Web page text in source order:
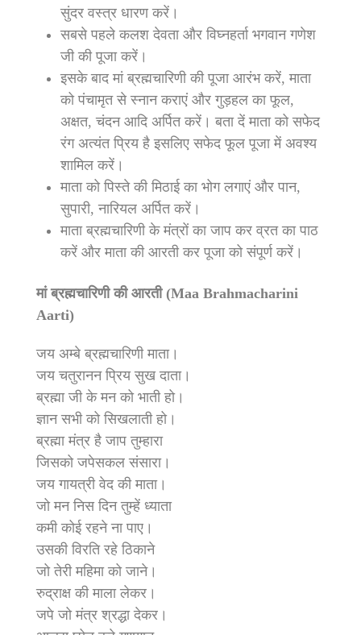
सुंदर वस्त्र धारण करें।
सबसे पहले कलश देवता और विघ्नहर्ता भगवान गणेश
जी की पूजा करें।
इसके बाद मां ब्रह्मचारिणी की पूजा आरंभ करें, माता
को पंचामृत से स्नान कराएं और गुड़हल का फूल,
अक्षत, चंदन आदि अर्पित करें। बता दें माता को सफेद
रंग अत्यंत प्रिय है इसलिए सफेद फूल पूजा में अवश्य
शामिल करें।
माता को पिस्ते की मिठाई का भोग लगाएं और पान,
सुपारी, नारियल अर्पित करें।
माता ब्रह्मचारिणी के मंत्रों का जाप कर व्रत का पाठ
करें और माता की आरती कर पूजा को संपूर्ण करें।
मां ब्रह्मचारिणी की आरती (Maa Brahmacharini
Aarti)
जय अम्बे ब्रह्मचारिणी माता।
जय चतुरानन प्रिय सुख दाता।
ब्रह्मा जी के मन को भाती हो।
ज्ञान सभी को सिखलाती हो।
ब्रह्मा मंत्र है जाप तुम्हारा
जिसको जपेसकल संसारा।
जय गायत्री वेद की माता।
जो मन निस दिन तुम्हें ध्याता
कमी कोई रहने ना पाए।
उसकी विरति रहे ठिकाने
जो तेरी महिमा को जाने।
रुद्राक्ष की माला लेकर।
जपे जो मंत्र श्रद्धा देकर।